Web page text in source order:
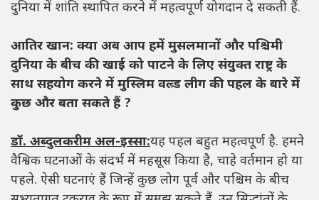
दुनिया में शांति स्थापित करने में महत्वपूर्ण योगदान दे सकती हैं.
आतिर खान: क्या अब आप हमें मुसलमानों और पश्चिमी
दुनिया के बीच की खाई को पाटने के लिए संयुक्त राष्ट्र के
साथ सहयोग करने में मुस्लिम वल्र्ड लीग की पहल के बारे में
कुछ और बता सकते हैं ?
डॉ. अब्दुलकरीम अल-इस्सा:यह पहल बहुत महत्वपूर्ण है. हमने
वैश्विक घटनाओं के संदर्भ में महसूस किया है, चाहे वर्तमान हो या
पहले. ऐसी घटनाएं हैं जिन्हें कुछ लोग पूर्व और पश्चिम के बीच